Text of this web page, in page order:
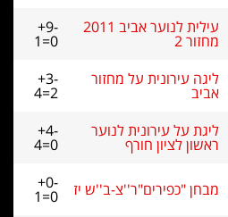
עילית לנוער אביב 2011
מחזור 2
+9-
1=0
ליגה עירונית על מחזור
אביב
+3-
4=2
ליגת על עירונית לנוער
ראשון לציון חורף
+4-
4=0
מבחן "כפירים"ר''צ-ב''ש יז +0-
1=0